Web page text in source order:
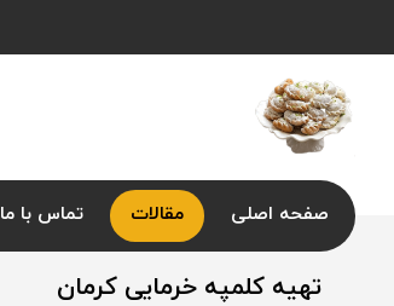
صفحه اصلی مقالات تماس با ما
تهیه کلمپه خرمایی کرمان